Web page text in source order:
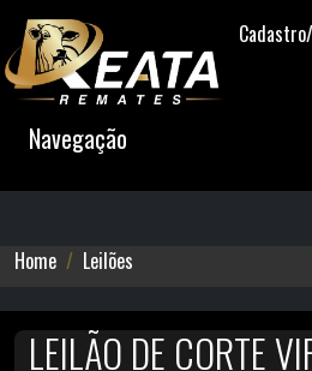
Navegação
Home Leilões
LEILÃO DE CORTE